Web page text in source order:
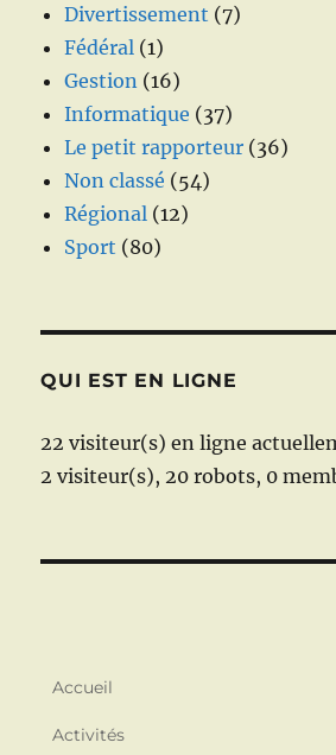
Divertissement (7)
Fédéral (1)
Gestion (16)
Informatique (37)
Le petit rapporteur (36)
Non classé (54)
Régional (12)
Sport (80)
QUI EST EN LIGNE
22 visiteur(s) en ligne
2 visiteur(s), 20 robots, 0
Accueil
Activités